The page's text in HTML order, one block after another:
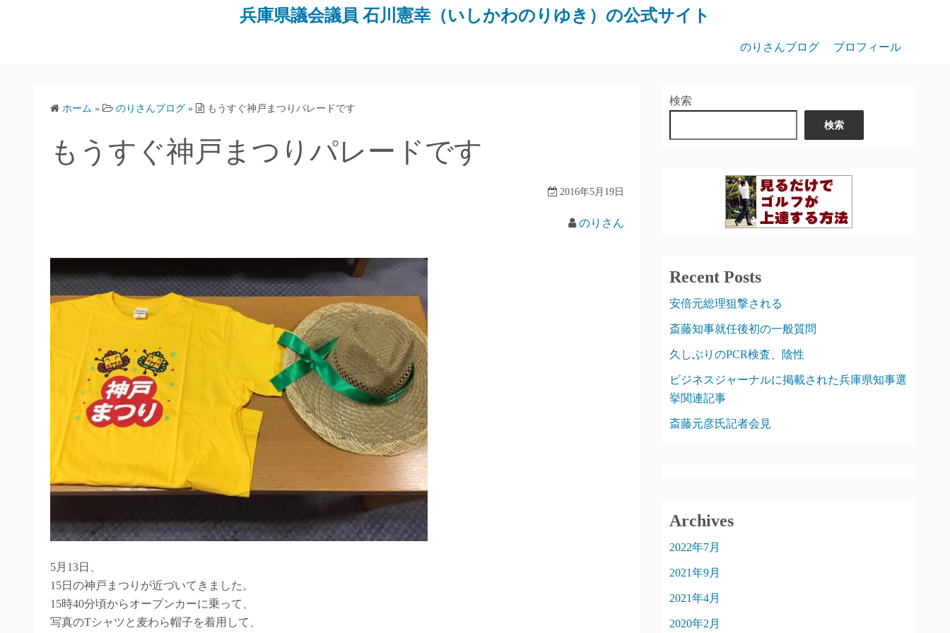
兵庫県議会議員 石川憲幸（いしかわのりゆき）の公式サイト
のりさんブログ プロフィール
ホーム » のりさんブログ » もうすぐ神戸まつりパレードです
もうすぐ神戸まつりパレードです
2016年5月19日
のりさん
5月13日、
15日の神戸まつりが近づいてきました。
15時40分頃からオープンカーに乗って、
写真のTシャツと麦わら帽子を着用して、
検索
検索
Recent Posts
安倍元総理狙撃される
斎藤知事就任後初の一般質問
久しぶりのPCR検査、陰性
ビジネスジャーナルに掲載された兵庫県知事選
挙関連記事
斎藤元彦氏記者会見
Archives
2022年7月
2021年9月
2021年4月
2020年2月